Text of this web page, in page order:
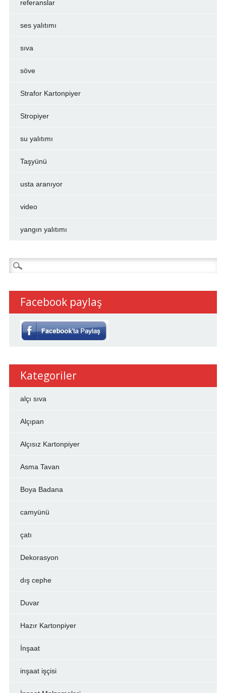
referanslar
ses yalıtımı
sıva
söve
Strafor Kartonpiyer
Stropiyer
su yalıtımı
Taşyünü
usta aranıyor
video
yangın yalıtımı
Arama:
Facebook paylaş
Kategoriler
alçı sıva
Alçıpan
Alçısız Kartonpiyer
Asma Tavan
Boya Badana
camyünü
çatı
Dekorasyon
dış cephe
Duvar
Hazır Kartonpiyer
İnşaat
inşaat işçisi